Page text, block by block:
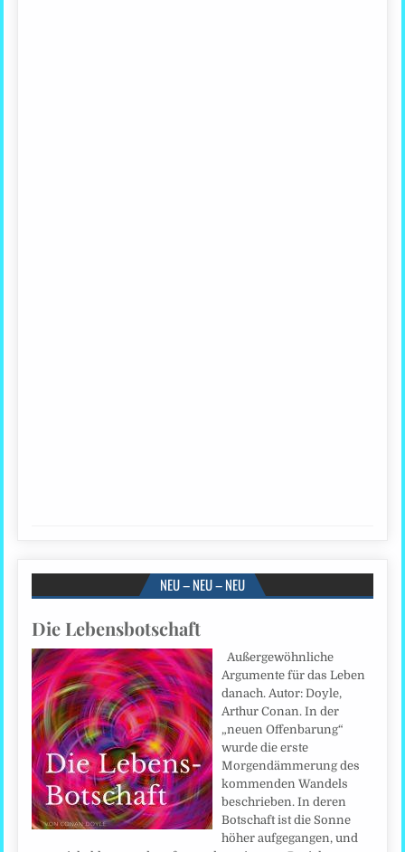
NEU – NEU – NEU
Die Lebensbotschaft
Außergewöhnliche
Argumente für das Leben
danach. Autor: Doyle,
Arthur Conan. In der
„neuen Offenbarung“
wurde die erste
Morgendämmerung des
kommenden Wandels
beschrieben. In deren
Botschaft ist die Sonne
höher aufgegangen, und